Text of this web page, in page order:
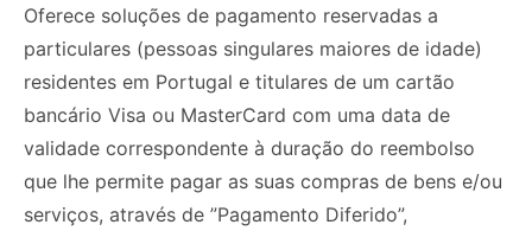
Oferece soluções de pagamento reservadas a
particulares (pessoas singulares maiores de idade)
residentes em Portugal e titulares de um cartão
bancário Visa ou MasterCard com uma data de
validade correspondente à duração do reembolso
que lhe permite pagar as suas compras de bens e/ou
serviços, através de ”Pagamento Diferido”,